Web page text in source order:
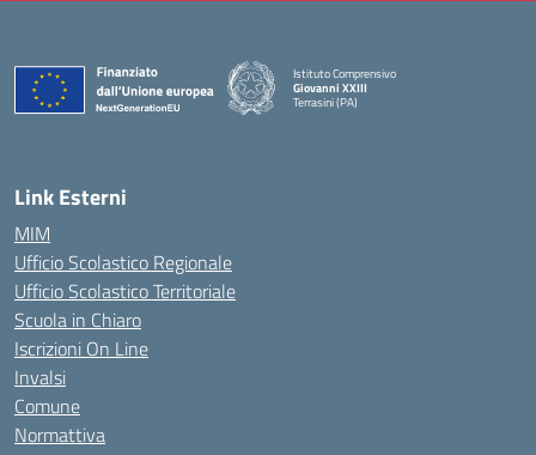
Istituto Comprensivo
Giovanni XXIII
Terrasini (PA)
Link Esterni
MIM
Ufficio Scolastico Regionale
Ufficio Scolastico Territoriale
Scuola in Chiaro
Iscrizioni On Line
Invalsi
Comune
Normattiva